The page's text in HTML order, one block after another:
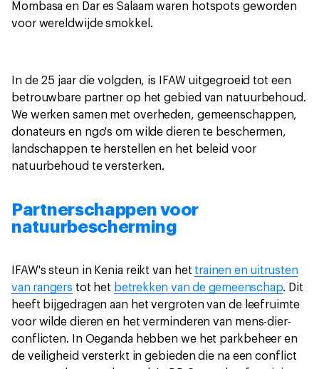
Mombasa en Dar es Salaam waren hotspots geworden
voor wereldwijde smokkel.
In de 25 jaar die volgden, is IFAW uitgegroeid tot een
betrouwbare partner op het gebied van natuurbehoud.
We werken samen met overheden, gemeenschappen,
donateurs en ngo's om wilde dieren te beschermen,
landschappen te herstellen en het beleid voor
natuurbehoud te versterken.
Partnerschappen voor
natuurbescherming
IFAW's steun in Kenia reikt van het trainen en uitrusten
van rangers tot het betrekken van de gemeenschap. Dit
heeft bijgedragen aan het vergroten van de leefruimte
voor wilde dieren en het verminderen van mens-dier-
conflicten. In Oeganda hebben we het parkbeheer en
de veiligheid versterkt in gebieden die na een conflict